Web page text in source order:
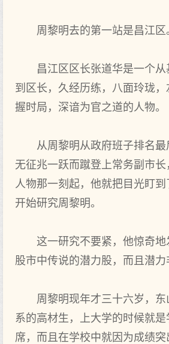
周黎明去的第一站是昌江区
昌江区区长张道华是一个从
到区长，久经历练，八面玲珑
握时局，深谙为官之道的人物。
从周黎明从政府班子排名最
无征兆一跃而蹴登上常务副市
人物那一刻起，他就把目光盯到
开始研究周黎明。
这一研究不要紧，他惊奇地
股市中传说的潜力股，而且潜力
周黎明现年才三十六岁，东
系的高材生，上大学的时候就
席，而且在学校中就因为成绩